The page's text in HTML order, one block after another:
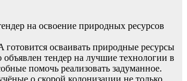
готовится осваивать природные ресурсы
тендер на лучшие технологии в
помочь реализовать задуманное.